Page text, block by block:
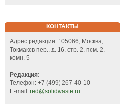
КОНТАКТЫ
Адрес редакции: 105066, Москва,
Токмаков пер., д. 16, стр. 2, пом. 2,
комн. 5
Редакция:
Телефон: +7 (499) 267-40-10
E-mail: red@solidwaste.ru